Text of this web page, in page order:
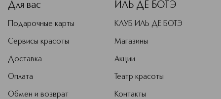
Для вас
Подарочные карты
Сервисы красоты
Доставка
Оплата
Обмен и возврат
ИЛЬ ДЕ БОТЭ
КЛУБ ИЛЬ ДЕ БОТЭ
Магазины
Акции
Театр красоты
Контакты